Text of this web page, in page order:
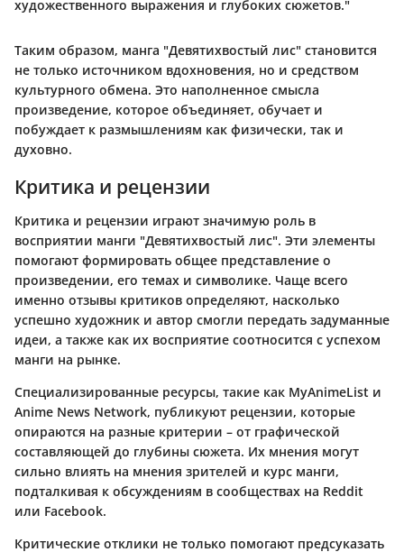
художественного выражения и глубоких сюжетов."
Таким образом, манга "Девятихвостый лис" становится
не только источником вдохновения, но и средством
культурного обмена. Это наполненное смысла
произведение, которое объединяет, обучает и
побуждает к размышлениям как физически, так и
духовно.
Критика и рецензии
Критика и рецензии играют значимую роль в
восприятии манги "Девятихвостый лис". Эти элементы
помогают формировать общее представление о
произведении, его темах и символике. Чаще всего
именно отзывы критиков определяют, насколько
успешно художник и автор смогли передать задуманные
идеи, а также как их восприятие соотносится с успехом
манги на рынке.
Специализированные ресурсы, такие как MyAnimeList и
Anime News Network, публикуют рецензии, которые
опираются на разные критерии – от графической
составляющей до глубины сюжета. Их мнения могут
сильно влиять на мнения зрителей и курс манги,
подталкивая к обсуждениям в сообществах на Reddit
или Facebook.
Критические отклики не только помогают предсуказать